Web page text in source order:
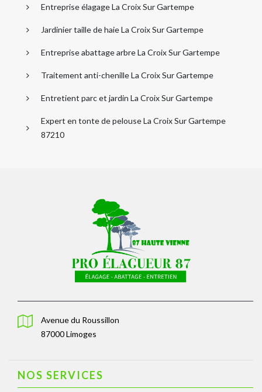
Entreprise élagage La Croix Sur Gartempe
Jardinier taille de haie La Croix Sur Gartempe
Entreprise abattage arbre La Croix Sur Gartempe
Traitement anti-chenille La Croix Sur Gartempe
Entretient parc et jardin La Croix Sur Gartempe
Expert en tonte de pelouse La Croix Sur Gartempe
87210
Avenue du Roussillon
87000 Limoges
NOS SERVICES